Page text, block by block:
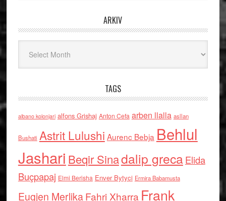
ARKIV
TAGS
albano kolonjari alfons Grishaj Anton Cefa arben llalla asllan
Bushati Astrit Lulushi Aurenc Bebja Behlul
Jashari Beqir Sinadalip grecaElida
Buçpapaj Elmi Berisha Enver Bytyci Ermira Babamusta
Eugjen MerlikaFahri Xharra Frank